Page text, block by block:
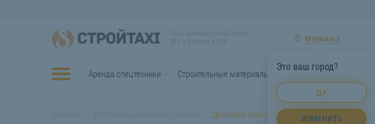
Мурманск
Это ваш город?
ДА
ИЗМЕНИТЬ
Аренда спецтехники Строительные материалы Услуги спецтехники
Доставка грузов Мурманск